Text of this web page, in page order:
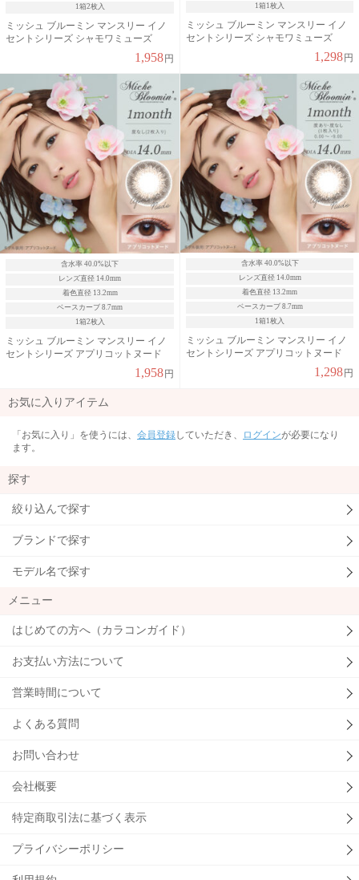
1箱2枚入
ミッシュ ブルーミン マンスリー イノ
セントシリーズ シャモワミューズ
1,958 円
1箱1枚入
ミッシュ ブルーミン マンスリー イノ
セントシリーズ シャモワミューズ
1,298 円
含水率 40.0%以下
レンズ直径 14.0mm
着色直径 13.2mm
ベースカーブ 8.7mm
1箱2枚入
ミッシュ ブルーミン マンスリー イノ
セントシリーズ アプリコットヌード
1,958 円
含水率 40.0%以下
レンズ直径 14.0mm
着色直径 13.2mm
ベースカーブ 8.7mm
1箱1枚入
ミッシュ ブルーミン マンスリー イノ
セントシリーズ アプリコットヌード
1,298 円
お気に入りアイテム
「お気に入り」を使うには、 会員登録していただき、 ログインが必要になり
ます。
探す
絞り込んで探す
ブランドで探す
モデル名で探す
メニュー
はじめての方へ（カラコンガイド）
お支払い方法について
営業時間について
よくある質問
お問い合わせ
会社概要
特定商取引法に基づく表示
プライバシーポリシー